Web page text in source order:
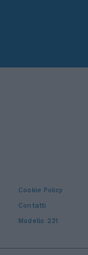
Cookie Policy
Contatti
Modello 231